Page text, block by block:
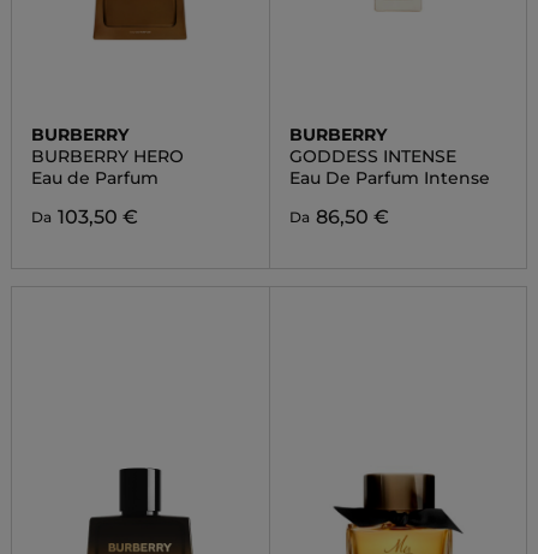
BURBERRY
BURBERRY HERO
Eau de Parfum
Da 103,50 €
BURBERRY
GODDESS INTENSE
Eau De Parfum Intense
Da 86,50 €